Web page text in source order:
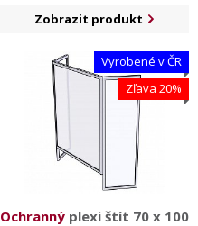
Zobrazit produkt
Vyrobené v ČR
Zľava 20%
Ochranný plexi štít 70 x 100